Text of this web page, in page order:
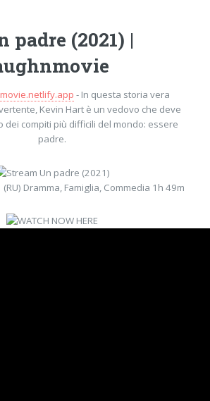
padre (2021) |
- In questa storia vera
Kevin Hart è un vedovo che deve
dei compiti più difficili del mondo: essere
padre.
Dramma, Famiglia, Commedia 1h 49m